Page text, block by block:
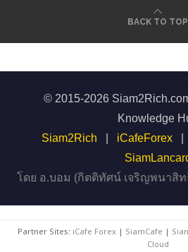
BACK TO TOP
© 2015-2026
Knowledge
Siam2Rich
iCafeForex
โดย อ.บอม (กิตติทัศน์ เจริญพนาสิท
Partner Sites: iCafe Forex| SiamCafe |
Cloud